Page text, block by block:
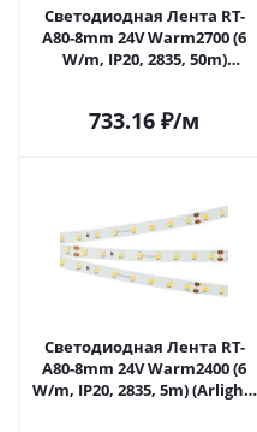
Светодиодная Лента RT-
A80-8mm 24V Warm2700 (6
W/m, IP20, 2835, 50m)
733.16 ₽/м
Светодиодная Лента RT-
A80-8mm 24V Warm2400 (6
W/m, IP20, 2835, 5m) (Arlight,